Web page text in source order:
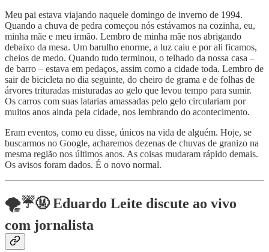
Meu pai estava viajando naquele domingo de inverno de 1994.
Quando a chuva de pedra começou nós estávamos na cozinha, eu,
minha mãe e meu irmão. Lembro de minha mãe nos abrigando
debaixo da mesa. Um barulho enorme, a luz caiu e por ali ficamos,
cheios de medo. Quando tudo terminou, o telhado da nossa casa –
de barro – estava em pedaços, assim como a cidade toda. Lembro de
sair de bicicleta no dia seguinte, do cheiro de grama e de folhas de
árvores trituradas misturadas ao gelo que levou tempo para sumir.
Os carros com suas latarias amassadas pelo gelo circulariam por
muitos anos ainda pela cidade, nos lembrando do acontecimento.
Eram eventos, como eu disse, únicos na vida de alguém. Hoje, se
buscarmos no Google, acharemos dezenas de chuvas de granizo na
mesma região nos últimos anos. As coisas mudaram rápido demais.
Os avisos foram dados. É o novo normal.
🌪☔️🤬 Eduardo Leite discute ao vivo
com jornalista